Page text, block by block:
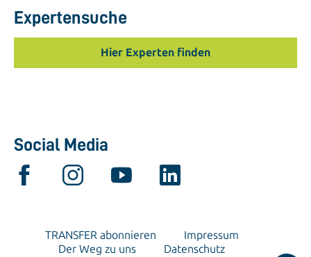
Expertensuche
Hier Experten finden
Social Media
TRANSFER abonnieren
Impressum
Der Weg zu uns
Datenschutz